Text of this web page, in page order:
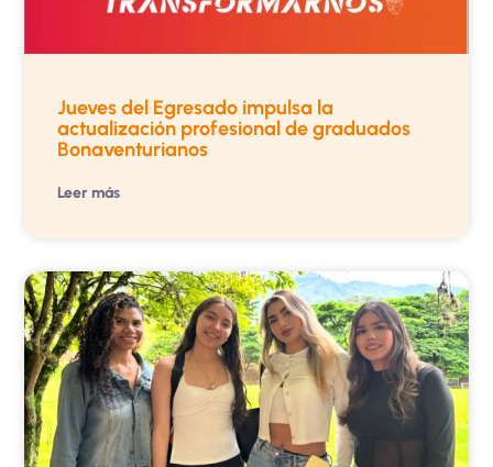
Jueves del Egresado impulsa la
actualización profesional de graduados
Bonaventurianos
Leer más